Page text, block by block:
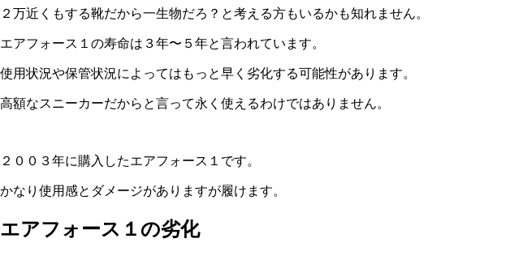
２万近くもする靴だから一生物だろ？と考える方もいるかも知れません。
エアフォース１の寿命は３年〜５年と言われています。
使用状況や保管状況によってはもっと早く劣化する可能性があります。
高額なスニーカーだからと言って永く使えるわけではありません。
２００３年に購入したエアフォース１です。
かなり使用感とダメージがありますが履けます。
エアフォース１の劣化